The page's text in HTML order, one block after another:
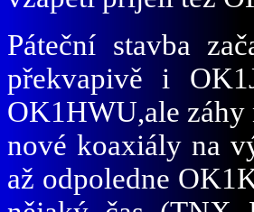
Páteční stavba
překvapivě i
OK1HWU,ale záhy
nové koaxiály na
až odpoledne